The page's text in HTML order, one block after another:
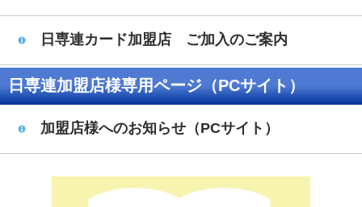
日専連カード加盟店 ご加入のご案内
日専連加盟店様専用ページ（PCサイト）
加盟店様へのお知らせ（PCサイト）